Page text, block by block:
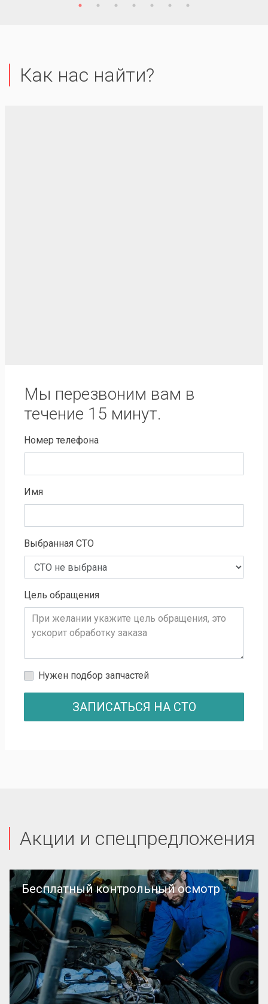
Как нас найти?
Мы перезвоним вам в
течение 15 минут.
Номер телефона
Имя
Выбранная СТО
Цель обращения
Нужен подбор запчастей
ЗАПИСАТЬСЯ НА СТО
Акции и спецпредложения
Бесплатный контрольный осмотр